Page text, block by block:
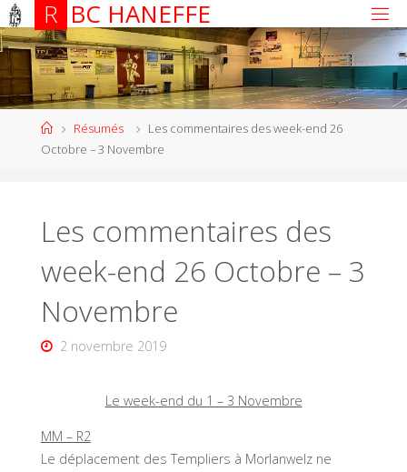
R BC HANEFFE
Résumés
Les commentaires des week-end 26
Octobre – 3 Novembre
Les commentaires des
week-end 26 Octobre – 3
Novembre
2 novembre 2019
Le week-end du 1 – 3 Novembre
MM – R2
Le déplacement des Templiers à Morlanwelz ne